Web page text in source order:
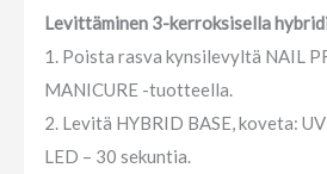
Levittäminen 3-kerroksisella
1. Poista rasva kynsilevyltä NAIL
MANICURE -tuotteella.
2. Levitä HYBRID BASE, koveta:
LED – 30 sekuntia.